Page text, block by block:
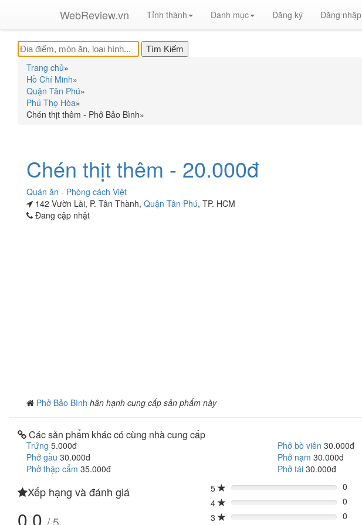
WebReview.vn Tỉnh thành Danh mục Đăng ký Đăng nhập
Trang chủ»
Hồ Chí Minh»
Quận Tân Phú»
Phú Thọ Hòa»
Chén thịt thêm - Phở Bảo Bình»
Chén thịt thêm - 20.000đ
Quán ăn - Phòng cách Việt
142 Vườn Lài, P. Tân Thành, Quận Tân Phú, TP. HCM
Đang cập nhật
Phở Bảo Bình hân hạnh cung cấp sản phẩm này
Các sản phẩm khác có cùng nhà cung cấp
Trứng 5.000đ Phở bò viên 30.000đ
Phở gầu 30.000đ Phở nạm 30.000đ
Phở thập cẩm 35.000đ Phở tái 30.000đ
Xếp hạng và đánh giá
0.0
5 0%
0
4
0%
0
3
0%
0